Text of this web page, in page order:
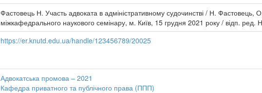
Фастовець Н. Участь адвоката в адміністративному судочинстві / Н.
міжкафедрального наукового семінару, м. Київ, 15 грудня 2021 року / відп.
https://er.knutd.edu.ua/handle/123456789/20025
Адвокатська промова – 2021
Кафедра приватного та публічного права (ППП)